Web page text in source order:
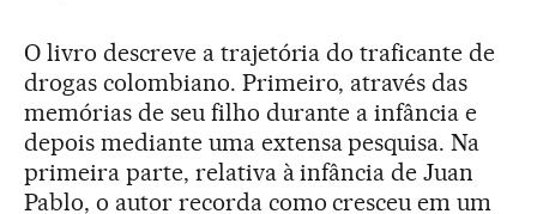
O livro descreve a trajetória do traficante de
drogas colombiano. Primeiro, através das
memórias de seu filho durante a infância e
depois mediante uma extensa pesquisa. Na
primeira parte, relativa à infância de Juan
Pablo, o autor recorda como cresceu em um